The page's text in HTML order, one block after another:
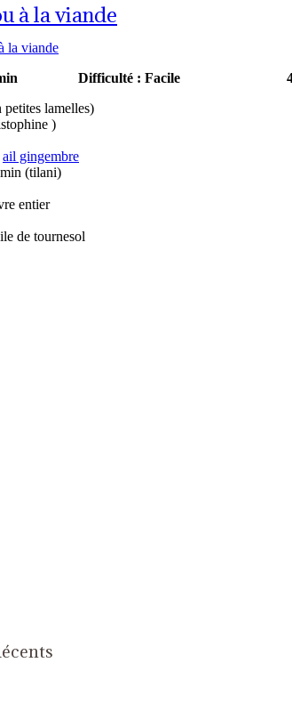
à la viande
: 30 min Difficulté : Facile
petites lamelles)
)
ail gingembre
(tilani)
entier
de tournesol